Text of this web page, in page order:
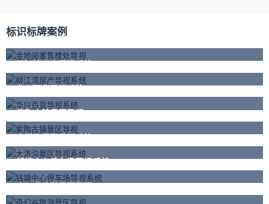
标识标牌案例
金地阅峯售楼处导视
柳江湾房产导视系统
华兴百货导视系统
紫陶古镇景区导视
大洪沟景区导视系统
钱塘中心停车场导视系统
奇幻谷旅游景区导视